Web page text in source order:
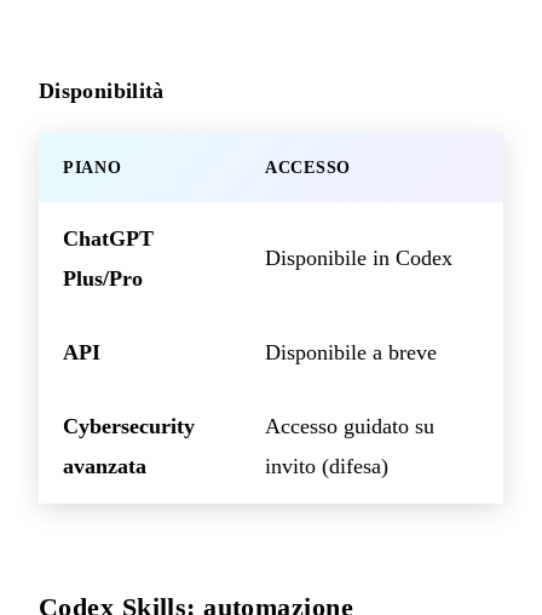
Disponibilità
PIANO ACCESSO
ChatGPT
Plus/Pro
Disponibile in Codex
API Disponibile a breve
Cybersecurity
avanzata
Accesso guidato su
invito (difesa)
Codex Skills: automazione